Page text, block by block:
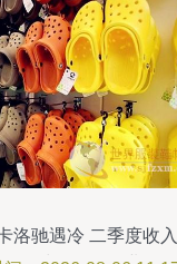
洛驰遇冷 二季度收